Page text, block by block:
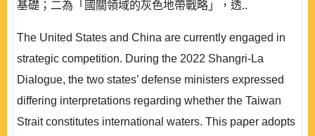
基礎；二為「國關領域的灰色地帶戰略」，透..
The United States and China are currently engaged in
strategic competition. During the 2022 Shangri-La
Dialogue, the two states’ defense ministers expressed
differing interpretations regarding whether the Taiwan
Strait constitutes international waters. This paper adopts